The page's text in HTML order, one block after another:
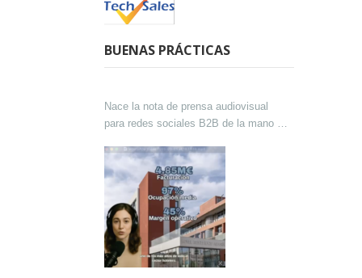
BUENAS PRÁCTICAS
Nace la nota de prensa audiovisual
para redes sociales B2B de la mano de